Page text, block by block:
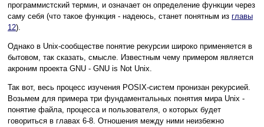
программистский термин, и означает он определение функции через
саму себя (что такое функция - надеюсь, станет понятным из главы
12).
Однако в Unix-сообществе понятие рекурсии широко применяется в
бытовом, так сказать, смысле. Известным чему примером является
акроним проекта GNU - GNU is Not Unix.
Так вот, весь процесс изучения POSIX-систем пронизан рекурсией.
Возьмем для примера три фундаментальных понятия мира Unix -
понятие файла, процесса и пользователя, о которых будет
говориться в главах 6-8. Отношения между ними неизбежно